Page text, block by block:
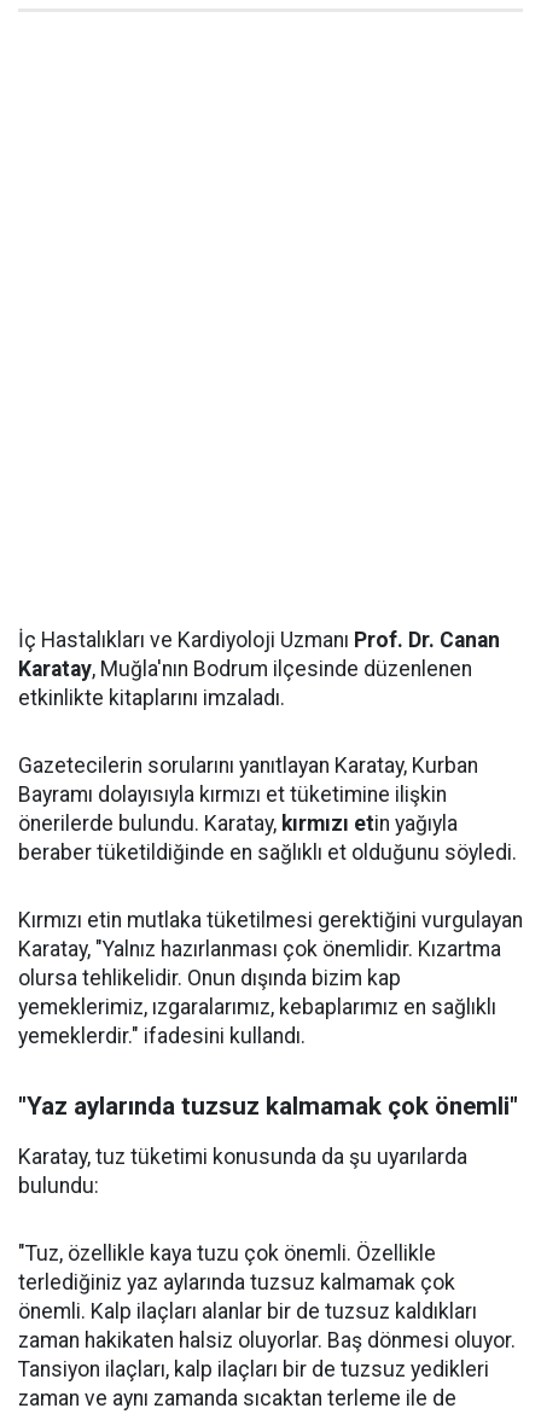
İç Hastalıkları ve Kardiyoloji Uzmanı Prof. Dr. Canan
Karatay, Muğla'nın Bodrum ilçesinde düzenlenen
etkinlikte kitaplarını imzaladı.
Gazetecilerin sorularını yanıtlayan Karatay, Kurban
Bayramı dolayısıyla kırmızı et tüketimine ilişkin
önerilerde bulundu. Karatay, kırmızı etin yağıyla
beraber tüketildiğinde en sağlıklı et olduğunu söyledi.
Kırmızı etin mutlaka tüketilmesi gerektiğini vurgulayan
Karatay, "Yalnız hazırlanması çok önemlidir. Kızartma
olursa tehlikelidir. Onun dışında bizim kap
yemeklerimiz, ızgaralarımız, kebaplarımız en sağlıklı
yemeklerdir." ifadesini kullandı.
"Yaz aylarında tuzsuz kalmamak çok önemli"
Karatay, tuz tüketimi konusunda da şu uyarılarda
bulundu:
"Tuz, özellikle kaya tuzu çok önemli. Özellikle
terlediğiniz yaz aylarında tuzsuz kalmamak çok
önemli. Kalp ilaçları alanlar bir de tuzsuz kaldıkları
zaman hakikaten halsiz oluyorlar. Baş dönmesi oluyor.
Tansiyon ilaçları, kalp ilaçları bir de tuzsuz yedikleri
zaman ve aynı zamanda sıcaktan terleme ile de